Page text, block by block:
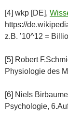
[4] wkp [DE],
https://
z.B. ’10^12 =
[5] Robert
Physiologie des
[6] Niels
Psychologie,